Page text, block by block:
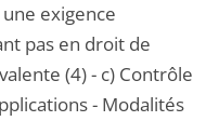
exigence
pas en droit de
(4) - c) Contrôle
- Modalités